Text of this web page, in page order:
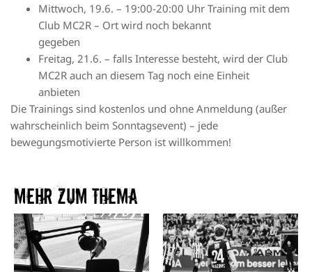
Mittwoch, 19.6. – 19:00-20:00 Uhr Training mit dem
Club MC2R – Ort wird noch bekannt
gegeben
Freitag, 21.6. – falls Interesse besteht, wird der Club
MC2R auch an diesem Tag noch eine Einheit
anbieten
Die Trainings sind kostenlos und ohne Anmeldung (außer
wahrscheinlich beim Sonntagsevent) – jede
bewegungsmotivierte Person ist willkommen!
Mehr zum Thema​